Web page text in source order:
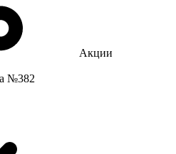
Акции
№382